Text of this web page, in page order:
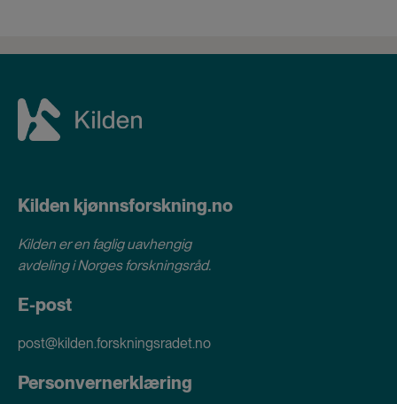
Kilden kjønnsforskning.no
Kilden er en faglig uavhengig
avdeling iNorges forskningsråd.
E-post
post@kilden.forskningsradet.no
Personvernerklæring